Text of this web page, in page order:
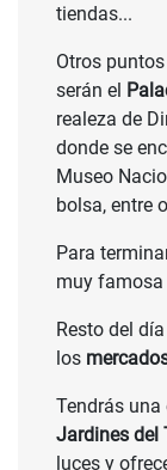
tiendas...
Otros
serán el
realeza de
donde se
Museo
bolsa, entre
Para
muy famosa
Resto del
los
Tendrás
Jardines del
luces y